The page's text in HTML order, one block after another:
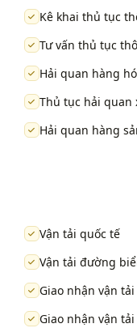
Kê khai thủ tục
Tư vấn thủ tục
Hải quan hàng
Thủ tục hải quan
Hải quan hàng
Vận tải quốc tế
Vận tải đường
Giao nhận vận
Giao nhận vận